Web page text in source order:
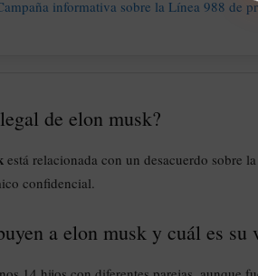
de elon musk?
está relacionada con un desacuerdo sobre la
confidencial.
a elon musk y cuál es su